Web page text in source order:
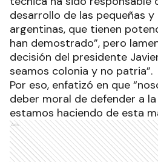
desarrollo de las pequeñas
argentinas, que tienen
han demostrado”, pero
decisión del presidente
seamos colonia y no patria”.
Por eso, enfatizó en que
deber moral de defender a
estamos haciendo de esta
Ads